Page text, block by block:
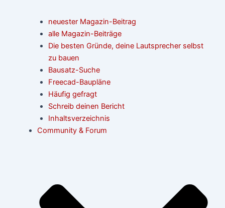
neuester Magazin-Beitrag
alle Magazin-Beiträge
Die besten Gründe, deine Lautsprecher selbst
zu bauen
Bausatz-Suche
Freecad-Baupläne
Häufig gefragt
Schreib deinen Bericht
Inhaltsverzeichnis
Community & Forum